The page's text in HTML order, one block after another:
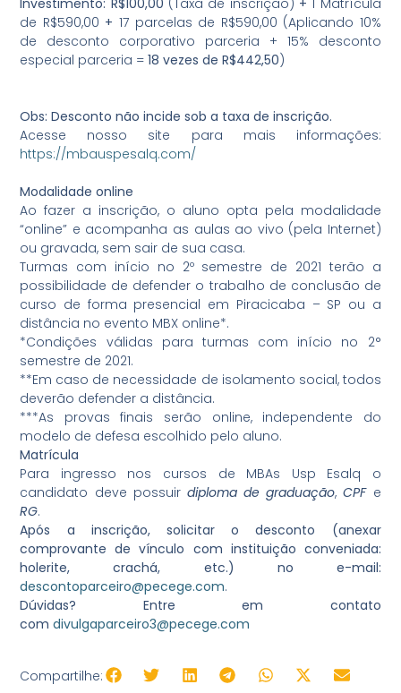
Investimento: R$100,00 (Taxa de inscrição) + 1 Matrícula
de R$590,00 + 17 parcelas de R$590,00 (Aplicando 10%
de desconto corporativo parceria + 15% desconto
especial parceria =18 vezes de R$442,50)
Obs: Desconto não incide sob a taxa de inscrição.
Acesse nosso site para mais informações:
https://mbauspesalq.com/
Modalidade online
Ao fazer a inscrição, o aluno opta pela modalidade
“online” e acompanha as aulas ao vivo (pela Internet)
ou gravada, sem sair de sua casa.
Turmas com início no 2º semestre de 2021 terão a
possibilidade de defender o trabalho de conclusão de
curso de forma presencial em Piracicaba – SP ou a
distância no evento MBX online*.
*Condições válidas para turmas com início no 2°
semestre de 2021.
**Em caso de necessidade de isolamento social, todos
deverão defender a distância.
***As provas finais serão online, independente do
modelo de defesa escolhido pelo aluno.
Matrícula
Para ingresso nos cursos de MBAs Usp Esalq o
candidato deve possuir diploma de graduação,CPFe
RG.
Após a inscrição, solicitar o desconto (anexar
comprovante de vínculo com instituição conveniada:
holerite, crachá, etc.) no e-mail:
descontoparceiro@pecege.com.
Dúvidas? Entre em contato
comdivulgaparceiro3@pecege.com
Compartilhe: